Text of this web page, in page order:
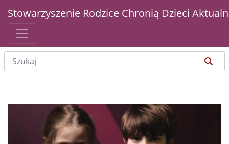
Stowarzyszenie Rodzice Chronią Dzieci